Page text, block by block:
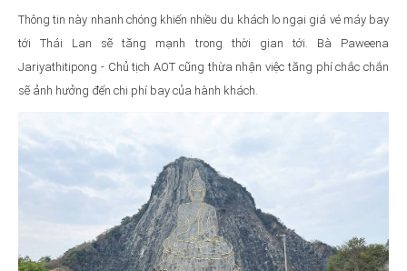
Thông tin này nhanh chóng khiến nhiều du khách lo ngại giá vé máy bay
tới Thái Lan sẽ tăng mạnh trong thời gian tới. Bà Paweena
Jariyathitipong - Chủ tịch AOT cũng thừa nhận việc tăng phí chắc chắn
sẽ ảnh hưởng đến chi phí bay của hành khách.